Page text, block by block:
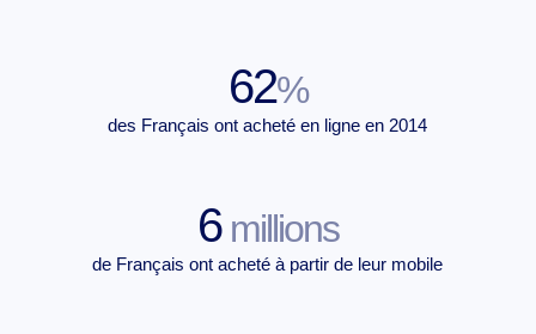
62%
des Français ont acheté en ligne en 2014
6millions
de Français ont acheté à partir de leur mobile